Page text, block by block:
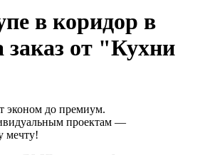
в коридор в
от "Кухни
эконом до премиум.
проектам —
мечту!